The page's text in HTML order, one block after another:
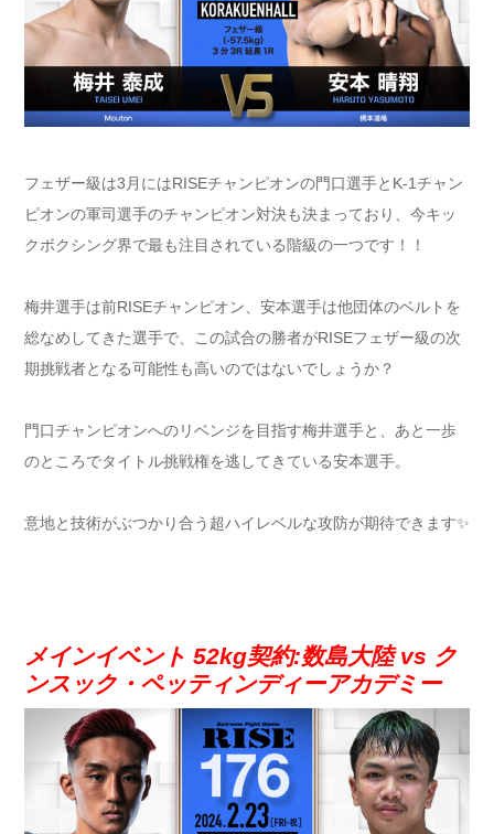
フェザー級は3月にはRISEチャンピオンの門口選手とK-1チャン
ピオンの軍司選手のチャンピオン対決も決まっており、今キッ
クボクシング界で最も注目されている階級の一つです！！
梅井選手は前RISEチャンピオン、安本選手は他団体のベルトを
総なめしてきた選手で、この試合の勝者がRISEフェザー級の次
期挑戦者となる可能性も高いのではないでしょうか？
門口チャンピオンへのリベンジを目指す梅井選手と、あと一歩
のところでタイトル挑戦権を逃してきている安本選手。
意地と技術がぶつかり合う超ハイレベルな攻防が期待できます✨
メインイベント 52kg契約:数島大陸 vs ク
ンスック・ペッティンディーアカデミー